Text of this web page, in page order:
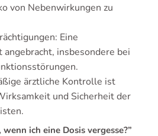
von Nebenwirkungen zu
Eine
angebracht, insbesondere bei
ärztliche Kontrolle ist
und Sicherheit der
ich eine Dosis vergesse?”